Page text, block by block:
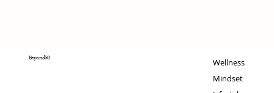
Beyond50
Wellness
Mindset